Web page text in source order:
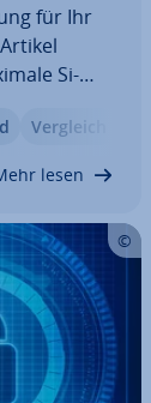
für Ihr
Si­
Vergleich
lesen